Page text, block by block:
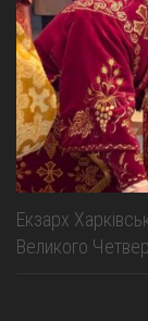
Екзарх
Великого